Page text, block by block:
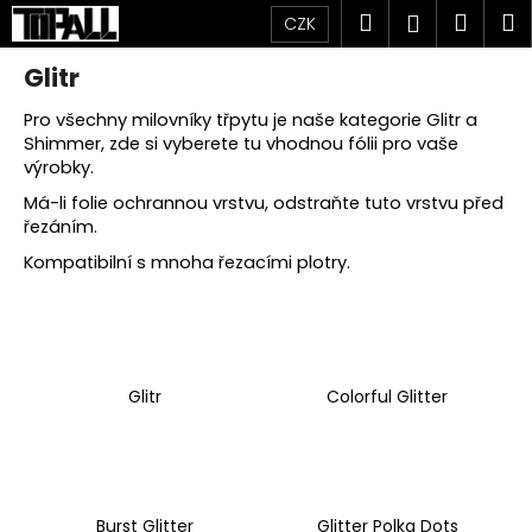
Přejít
obsah
CZK Hledat
Glitr
Pro všechny milovníky třpytu je naše kategorie Glitr a
Shimmer, zde si vyberete tu vhodnou fólii pro vaše
výrobky.
Má-li folie ochrannou vrstvu, odstraňte tuto vrstvu před
řezáním.
Kompatibilní s mnoha řezacími plotry.
Glitr Colorful Glitter
Burst Glitter Glitter Polka Dots
K
o
C
o
p
o
t